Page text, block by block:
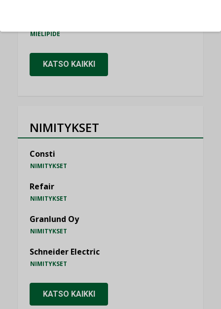
MIELIPIDE
KATSO KAIKKI
NIMITYKSET
Consti
NIMITYKSET
Refair
NIMITYKSET
Granlund Oy
NIMITYKSET
Schneider Electric
NIMITYKSET
KATSO KAIKKI